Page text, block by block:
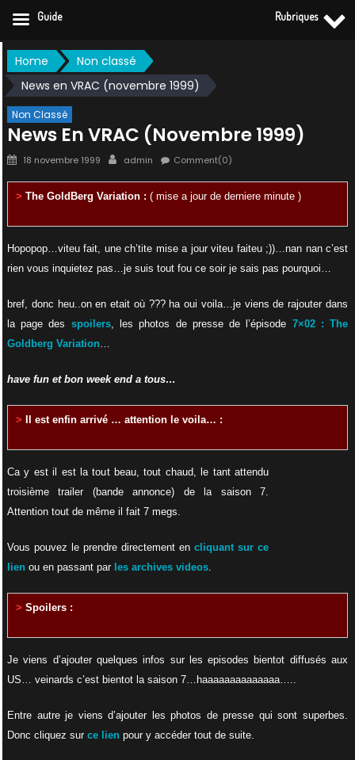
Skip
to
content
Home
Non classé
News en VRAC (novembre 1999)
Non Classé
News En VRAC (novembre 1999)
Posted
18 novembre 1999 Author
admin Comment(0)
> The GoldBerg Variation : ( mise a jour de derniere minute )
Hopopop…viteu fait, une ch’tite mise a jour viteu faiteu ;))…nan nan c’est
rien vous inquietez pas…je suis tout fou ce soir je sais pas pourquoi…
bref, donc heu..on en etait où ??? ha oui voila…je viens de rajouter dans
la page des spoilers, les photos de presse de l’épisode 7×02 : The
Goldberg Variation…
have fun et bon week end a tous…
> Il est enfin arrivé … attention le voila… :
Ca y est il est la tout beau, tout chaud, le tant attendu
troisième trailer (bande annonce) de la saison 7.
Attention tout de même il fait 7 megs.
Vous pouvez le prendre directement encliquant sur ce
lienou en passant par les archives videos.
> Spoilers :
Je viens d’ajouter quelques infos sur les episodes bientot diffusés aux
US… veinards c’est bientot la saison 7…haaaaaaaaaaaaaa…..
Entre autre je viens d’ajouter les photos de presse qui sont superbes.
Donc c liquez sur ce lienpour y accéder tout de suite.
Guide Rubriques